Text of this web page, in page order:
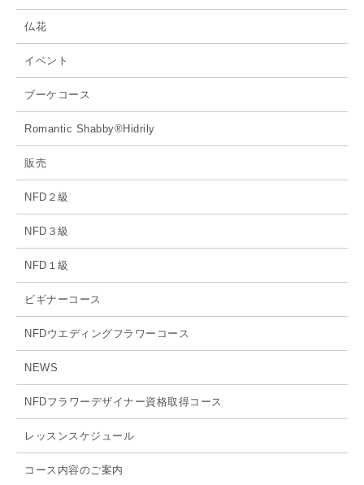
仏花
イベント
ブーケコース
Romantic Shabby®Hidrily
販売
NFD２級
NFD３級
NFD１級
ビギナーコース
NFDウエディングフラワーコース
NEWS
NFDフラワーデザイナー資格取得コース
レッスンスケジュール
コース内容のご案内